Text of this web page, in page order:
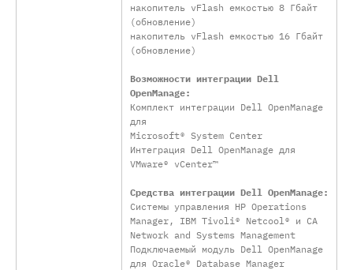
накопитель vFlash емкостью 8 Гбайт
(обновление)
накопитель vFlash емкостью 16 Гбайт
(обновление)
Возможности интеграции Dell
OpenManage:
Комплект интеграции Dell OpenManage
для
Microsoft® System Center
Интеграция Dell OpenManage для
VMware® vCenter™
Средства интеграции Dell OpenManage:
Системы управления HP Operations
Manager, IBM Tivoli® Netcool® и CA
Network and Systems Management
Подключаемый модуль Dell OpenManage
для Oracle® Database Manager